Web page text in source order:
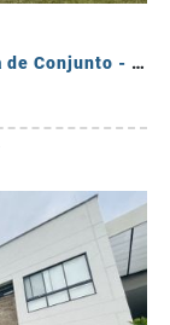
Se Vende Casa Campestre Fuera de Conjunto - Sector Av Centenario